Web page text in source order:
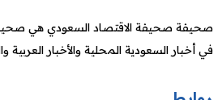
صحيفة صحيفة الاقتصاد السعودي هي
في أخبار السعودية المحلية والأخبار العربية